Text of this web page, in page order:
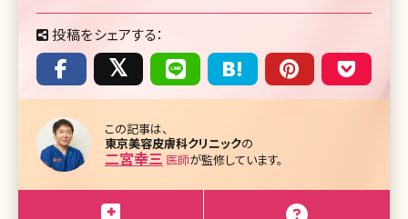
投稿をシェアする：
この記事は、
東京美容皮膚科クリニックの
二宮幸三 医師が監修しています。